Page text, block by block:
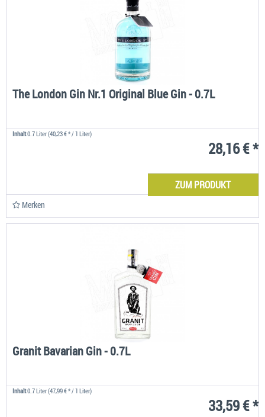
The London Gin Nr.1 Original Blue Gin - 0.7L
Inhalt0.7 Liter(40,23 € * / 1 Liter)
28,16 € *
ZUM PRODUKT
Merken
Granit Bavarian Gin - 0.7L
Inhalt0.7 Liter(47,99 € * / 1 Liter)
33,59 € *